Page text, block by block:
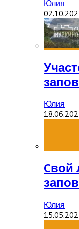
Юлия
Юлия
Cвой
Юлия